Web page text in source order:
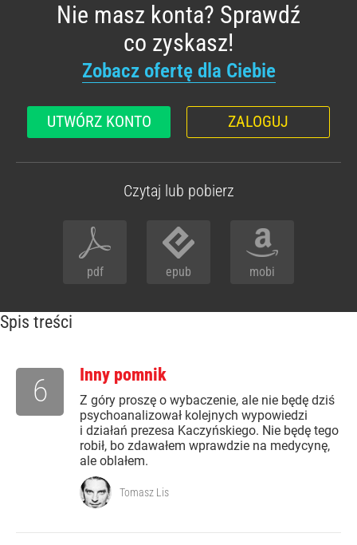
Nie masz konta? Sprawdź
co zyskasz!
Zobacz ofertę dla Ciebie
UTWÓRZ KONTO ZALOGUJ
Czytaj lub pobierz
pdf epub mobi
Spis treści
Inny pomnik
Z góry proszę o wybaczenie, ale nie będę dziś
psychoanalizował kolejnych wypowiedzi
i działań prezesa Kaczyńskiego. Nie będę tego
robił, bo zdawałem wprawdzie na medycynę,
ale oblałem.
6
Tomasz Lis